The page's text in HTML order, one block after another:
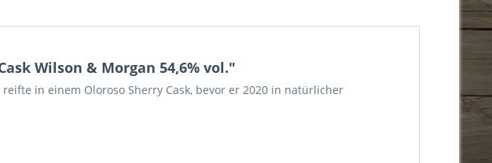
Wilson & Morgan 54,6% vol."
in einem Oloroso Sherry Cask, bevor er 2020 in natürlicher